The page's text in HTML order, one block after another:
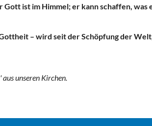
ist im Himmel; er kann schaffen, was
– wird seit der Schöpfung der
unseren Kirchen.